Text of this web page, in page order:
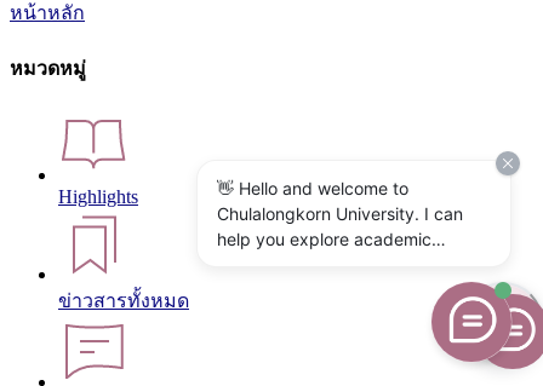
หน้าหลัก
หมวดหมู่
Highlights
ข่าวสารทั้งหมด
👋 Hello and welcome to
Chulalongkorn University. I can
help you explore academic